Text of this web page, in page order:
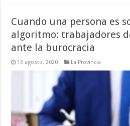
Cuando una persona es
algoritmo: trabajadores
ante la burocracia
13 agosto, 2020 La Provincia